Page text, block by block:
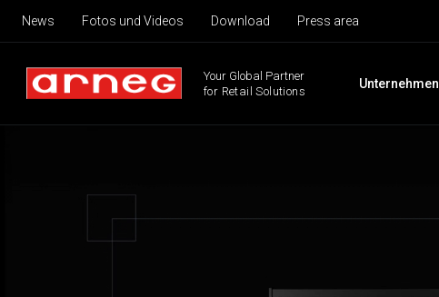
News Fotos und Videos Download Press area
Your Global Partner
for Retail Solutions
Unternehmen